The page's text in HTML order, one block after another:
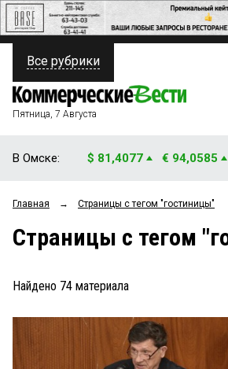
ПОЛИТИКА
ФИНАНСЫ
ОБЩЕСТВО
ЗАКОН
НОВОСТИ КОМПАНИЙ
ПРОИСШЕСТВИЯ
Все рубрики
Пятница, 7 Августа
В Омске: $ 81,4077 € 94,0585
Главная → Страницы c тегом "гостиницы"
Страницы c тегом
Найдено 74 материала